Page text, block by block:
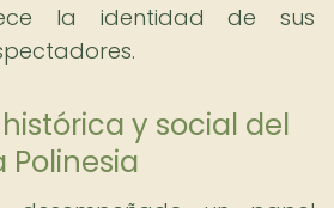
la identidad de sus
y social del
Polinesia